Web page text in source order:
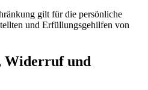
gilt für die persönliche
und Erfüllungsgehilfen von
Widerruf und